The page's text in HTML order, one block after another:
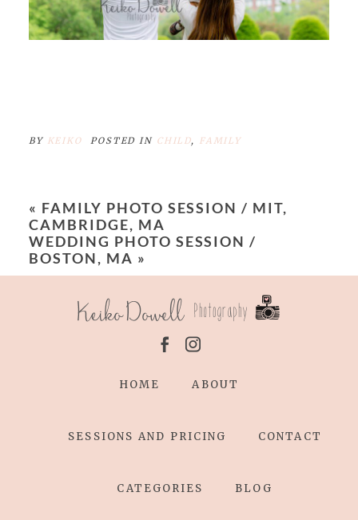
BY KEIKO POSTED IN CHILD, FAMILY
« FAMILY PHOTO SESSION / MIT,
CAMBRIDGE, MA
WEDDING PHOTO SESSION /
BOSTON, MA »
HOME ABOUT
SESSIONS AND PRICING CONTACT
CATEGORIES BLOG